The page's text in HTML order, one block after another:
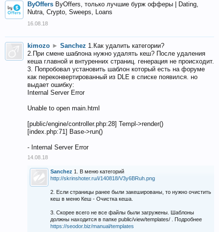
ByOffers ByOffers, только лучшие бурж офферы | Dating,
Nutra, Crypto, Sweeps, Loans
16.08.18
kimozo ► Sanchez 1.Как удалить категории?
2.При смене шаблона нужно удалять кеш? После удаления
кеша главной и внтуренних страниц. генерация не происходит.
3. Попробовал установить шаблон который есть на форуме
как переконвертированный из DLE в списке появился. но
выдает ошибку:
Internal Server Error
Unable to open main.html
[public/engine/controller.php:28] Templ->render()
[index.php:71] Base->run()
- Internal Server Error
14.08.18
Sanchez 1. В меню категорий
http://skrinshoter.ru/i/140818/V3y6BRuh.png
2. Если страницы ранее были закешированы, то нужно очистить
кеш в меню Кеш - Очистка кеша.
3. Скорее всего не все файлы были загружены. Шаблоны
должны находится в папке public/view/templates/ . Подробнее
https://seodor.biz/manual/templates